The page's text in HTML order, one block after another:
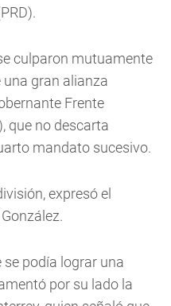
culparon mutuamente
una gran alianza
Frente
que no descarta
mandato sucesivo.
expresó el
se podía lograr una
por su lado la